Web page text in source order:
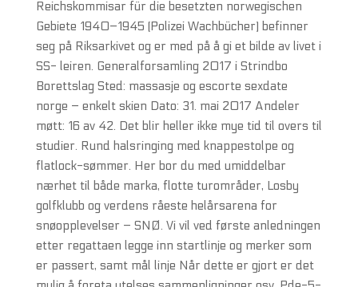
Reichskommisar für die besetzten norwegischen
Gebiete 1940–1945 (Polizei Wachbücher) befinner
seg på Riksarkivet og er med på å gi et bilde av livet i
SS- leiren. Generalforsamling 2017 i Strindbo
Borettslag Sted: massasje og escorte sexdate
norge – enkelt skien Dato: 31. mai 2017 Andeler
møtt: 16 av 42. Det blir heller ikke mye tid til overs til
studier. Rund halsringing med knappestolpe og
flatlock-sømmer. Her bor du med umiddelbar
nærhet til både marka, flotte turområder, Losby
golfklubb og verdens råeste helårsarena for
snøopplevelser – SNØ. Vi vil ved første anledningen
etter regattaen legge inn startlinje og merker som
er passert, samt mål linje Når dette er gjort er det